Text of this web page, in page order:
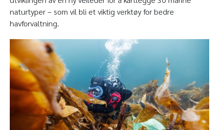
naturtyper – som vil bli et viktig verktøy for bedre
havforvaltning.